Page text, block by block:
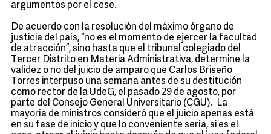
argumentos por el cese.
De acuerdo con la resolución del máximo órgano de
justicia del país, “no es el momento de ejercer la facultad
de atracción”, sino hasta que el tribunal colegiado del
Tercer Distrito en Materia Administrativa, determine la
validez o no del juicio de amparo que Carlos Briseño
Torres interpuso una semana antes de su destitución
como rector de la UdeG, el pasado 29 de agosto, por
parte del Consejo General Universitario (CGU). La
mayoría de ministros consideró que el juicio apenas está
en su fase de inicio y que lo conveniente sería, si es el